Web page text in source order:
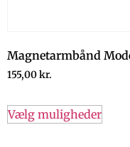
Magnetarmbånd
155,00kr.
Vælg muligheder